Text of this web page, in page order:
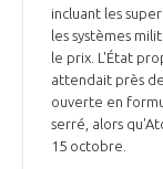
incluant les
les systèmes
le prix. L'État
attendait près
ouverte en
serré, alors
15 octobre.